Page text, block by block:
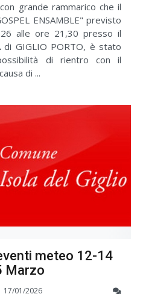
grande rammarico che il
ENSAMBLE" previsto
alle ore 21,30 presso il
di GIGLIO PORTO, è stato
di rientro con il
di ...
meteo 12-14
Marzo
17/01/2026